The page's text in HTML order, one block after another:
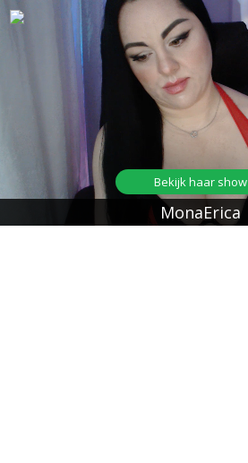
MonaErica
Bekijk haar show